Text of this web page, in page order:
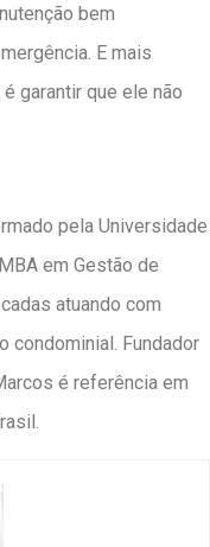
bem
E mais
garantir que ele não
pela Universidade
em Gestão de
atuando com
condominial. Fundador
é referência em